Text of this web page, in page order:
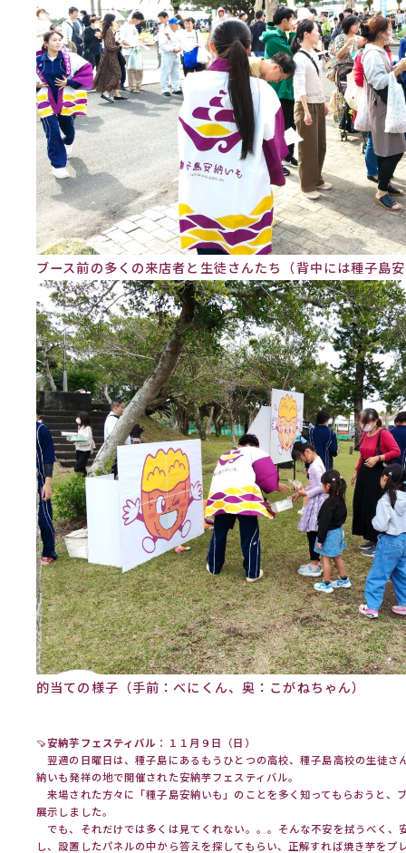
ブース前の多くの来店者と生徒さんたち（背中には種子島
的当ての様子（手前：べにくん、奥：こがねちゃん）
🍠安納芋フェスティバル ：１１月９日（日）
翌週の日曜日は、種子島にあるもうひとつの高校、種子島高校の生徒さ
納いも発祥の地で開催された安納芋フェスティバル。
来場された方々に「種子島安納いも」のことを多く知ってもらおうと、
展示しました。
でも、それだけでは多くは見てくれない。。。そんな不安を拭うべく、
し、設置したパネルの中から答えを探してもらい、正解すれば焼き芋をプ